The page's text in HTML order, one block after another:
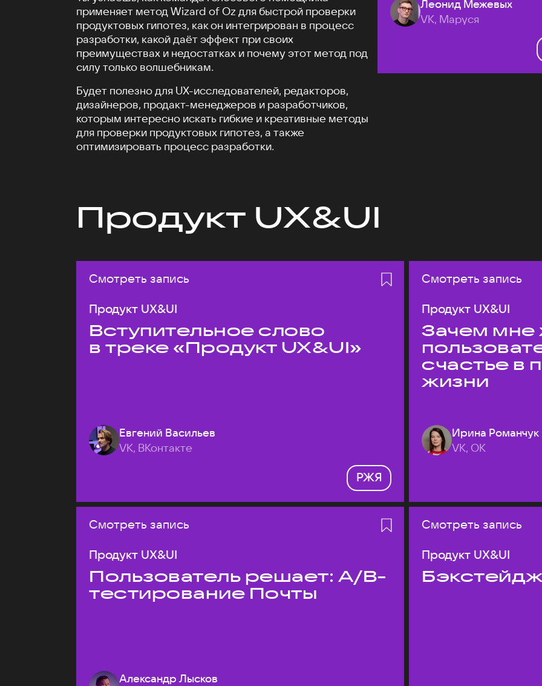
применяет метод Wizard of Oz для быстрой проверки
продуктовых гипотез, как он интегрирован в процесс
разработки, какой даёт эффект при своих
преимуществах и недостатках и почему этот метод под
силу только волшебникам.
Будет полезно для UX-исследователей, редакторов,
дизайнеров, продакт-менеджеров и разработчиков,
которым интересно искать гибкие и креативные методы
для проверки продуктовых гипотез, а также
оптимизировать процесс разработки.
Леонид Межевых
VK, Маруся
Продукт UX&UI
Смотреть запись
Продукт UX&UI
Вступительное слово
в треке «Продукт UX&UI»
Евгений Васильев
VK, ВКонтакте
РЖЯ
Смотреть запись
Продукт UX&UI
Зачем мне
счастье в
жизни
Ирина Романчук
VK, ОК
Смотреть запись
Продукт UX&UI
Пользователь решает: A/B-
тестирование Почты
Александр Лысков
Смотреть запись
Продукт UX&UI
Бэкстейдж